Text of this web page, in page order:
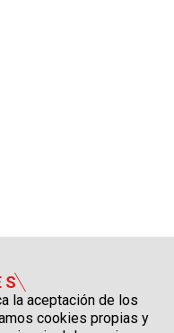
la aceptación de los
cookies propias y